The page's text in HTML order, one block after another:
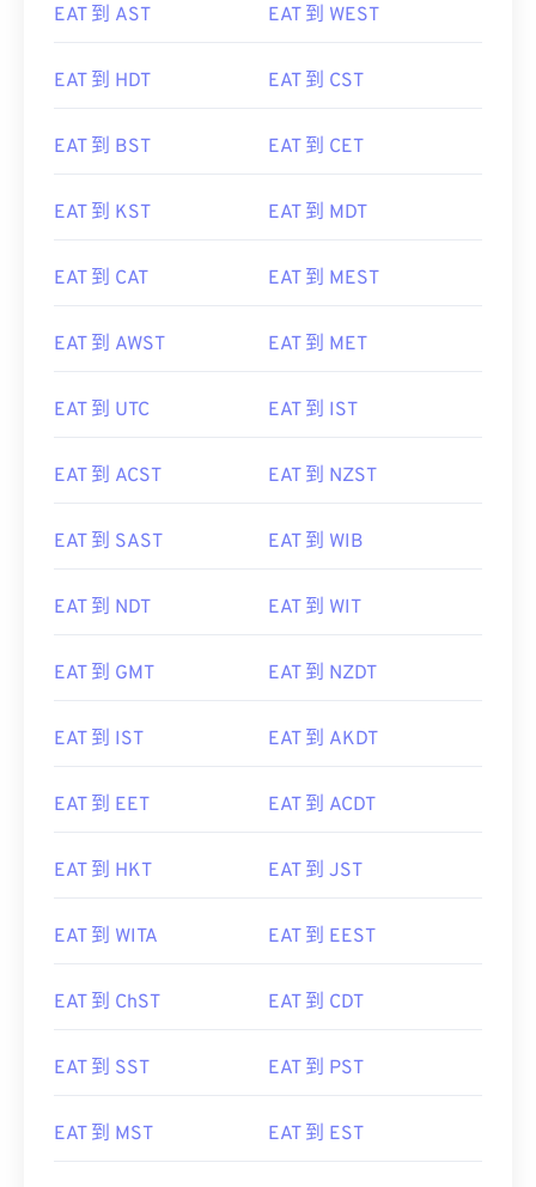
EAT 到 AST EAT 到 WEST
EAT 到 HDT EAT 到 CST
EAT 到 BST EAT 到 CET
EAT 到 KST EAT 到 MDT
EAT 到 CAT EAT 到 MEST
EAT 到 AWST EAT 到 MET
EAT 到 UTC EAT 到 IST
EAT 到 ACST EAT 到 NZST
EAT 到 SAST EAT 到 WIB
EAT 到 NDT EAT 到 WIT
EAT 到 GMT EAT 到 NZDT
EAT 到 IST EAT 到 AKDT
EAT 到 EET EAT 到 ACDT
EAT 到 HKT EAT 到 JST
EAT 到 WITA EAT 到 EEST
EAT 到 ChST EAT 到 CDT
EAT 到 SST EAT 到 PST
EAT 到 MST EAT 到 EST